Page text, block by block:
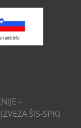
–
ŠIS-SPK)